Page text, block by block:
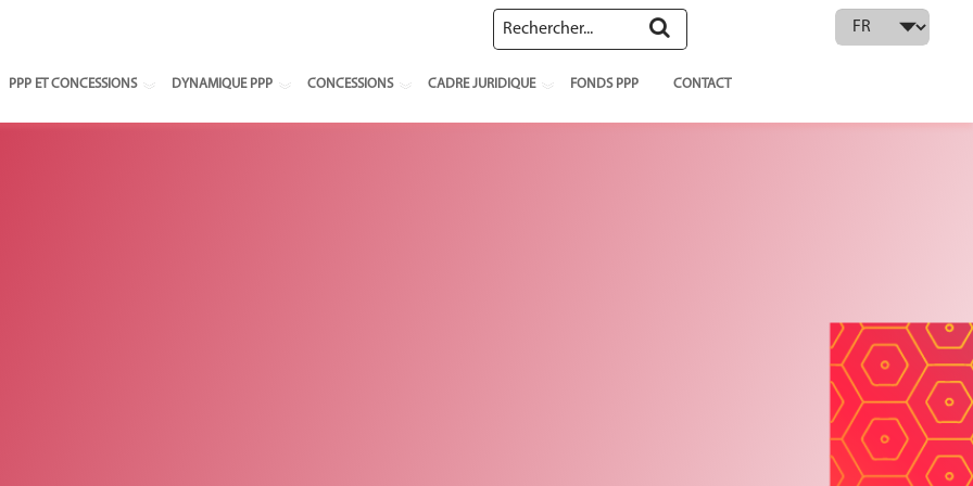
Select your language
PPP ET CONCESSIONS DYNAMIQUE PPP CONCESSIONS CADRE JURIDIQUE FONDS PPP CONTACT